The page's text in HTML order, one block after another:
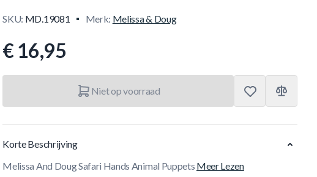
SKU: MD.19081 Merk: Melissa & Doug
€ 16,95
Niet op voorraad
Korte Beschrijving
Melissa And Doug Safari Hands Animal Puppets Meer Lezen